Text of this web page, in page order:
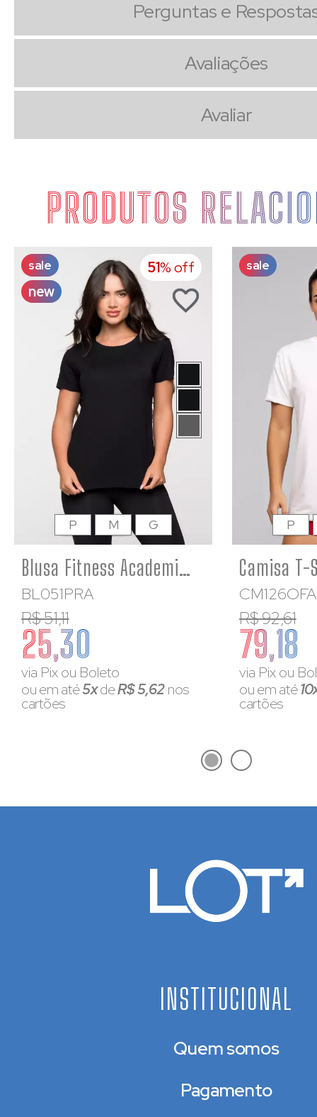
Perguntas e
Avaliações
Avaliar
PRODUTOS
sale
new
51% off
Blusa Fitness Academia Feminina Básica Preta Classic
BL051PRA
R$ 51,11
25,30
via Pix ou Boleto
ou em até5xdeR$ 5,62nos
cartões
P M G
sale
CM126OFA
R$ 92,61
79,18
via Pix ou
ou em até
cartões
P
INSTITUCIONAL
Quem somos
Pagamento